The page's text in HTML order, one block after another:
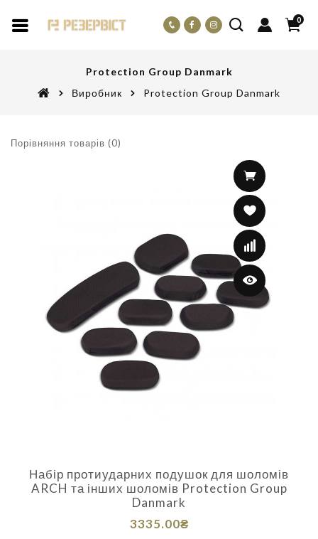
0
Protection Group Danmark
Виробник
Protection Group Danmark
Порівняння товарів (0)
Набір протиударних подушок для шоломів
ARCH та інших шоломів Protection Group
Danmark
3335.00₴